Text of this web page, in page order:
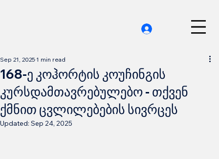
168-ე კოჰორტის კოუჩინგის
კურსდამთავრებულებო - თქვენ
ქმნით ცვლილებების სივრცეს
Sep 21, 2025 1 min read
Updated: Sep 24, 2025